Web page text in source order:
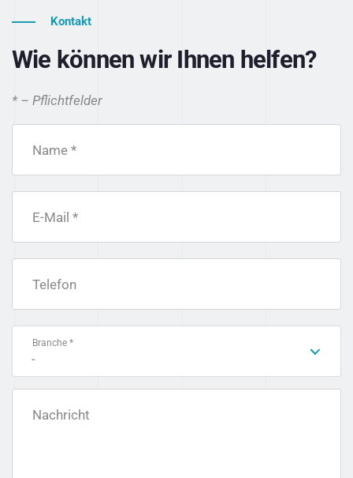
Kontakt
Wie können wir Ihnen helfen?
* – Pflichtfelder
Name *
E-Mail *
Telefon
Branche *
-
Nachricht